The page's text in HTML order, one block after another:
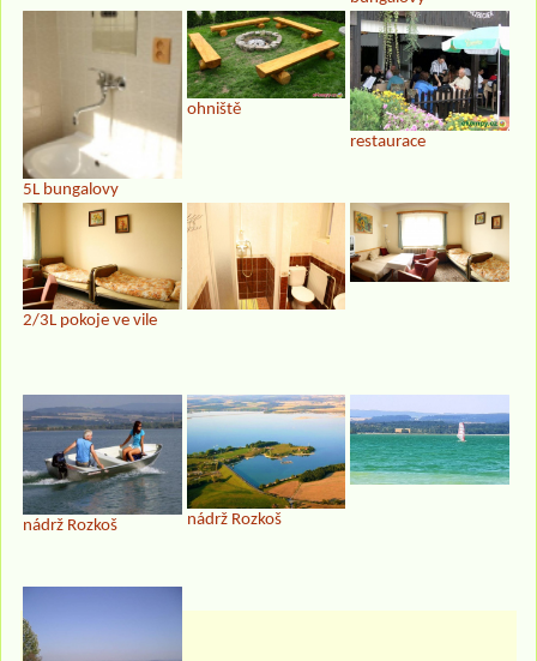
5L bungalovy
ohniště
restaurace
2/3L pokoje ve vile
nádrž Rozkoš nádrž Rozkoš